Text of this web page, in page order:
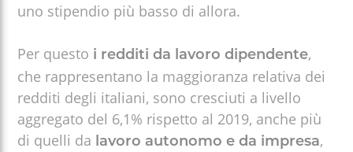
uno stipendio più basso di allora.
Per questo i redditi da lavoro dipendente,
che rappresentano la maggioranza relativa dei
redditi degli italiani, sono cresciuti a livello
aggregato del 6,1% rispetto al 2019, anche più
di quelli da lavoro autonomo e da impresa,